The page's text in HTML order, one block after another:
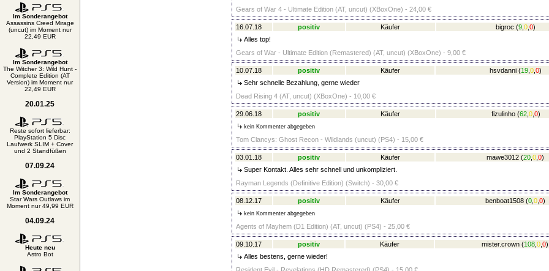
Im Sonderangebot
Assassins Creed Mirage
(uncut) im Moment nur
22,49 EUR
Im Sonderangebot
The Witcher 3: Wild Hunt -
Complete Edition (AT
Version) im Moment nur
22,49 EUR
20.01.25
Reste sofort lieferbar:
PlayStation 5 Disc
Laufwerk SLIM + Cover
und 2 Standfüßen
07.09.24
Im Sonderangebot
Star Wars Outlaws im
Moment nur 49,99 EUR
04.09.24
Heute neu
Astro Bot
Gears of War 4 - Ultimate Edition (AT, uncut) (XBoxOne) - 24,00 €
16.07.18 positiv Käufer bigroc (9 0 0)
Alles top!
Gears of War - Ultimate Edition (Remastered) (AT, uncut) (XBoxOne) - 9,00 €
10.07.18 positiv Käufer hsvdanni (19, 0, 0)
Sehr schnelle Bezahlung, gerne wieder
Dead Rising 4 (AT, uncut) (XBoxOne) - 10,00 €
29.06.18 positiv Käufer fizulinho (62, 0, 0)
kein Kommenter abgegeben
Tom Clancys: Ghost Recon - Wildlands (uncut) (PS4) - 15,00 €
03.01.18 positiv Käufer mawe3012 (20 0 0)
Super Kontakt. Alles sehr schnell und unkompliziert.
Rayman Legends (Definitive Edition) (Switch) - 30,00 €
08.12.17 positiv Käufer benboat1508 (0 0 0)
kein Kommenter abgegeben
Agents of Mayhem (D1 Edition) (AT, uncut) (PS4) - 25,00 €
09.10.17 positiv Käufer mister.crown (108 0 0)
Alles bestens, gerne wieder!